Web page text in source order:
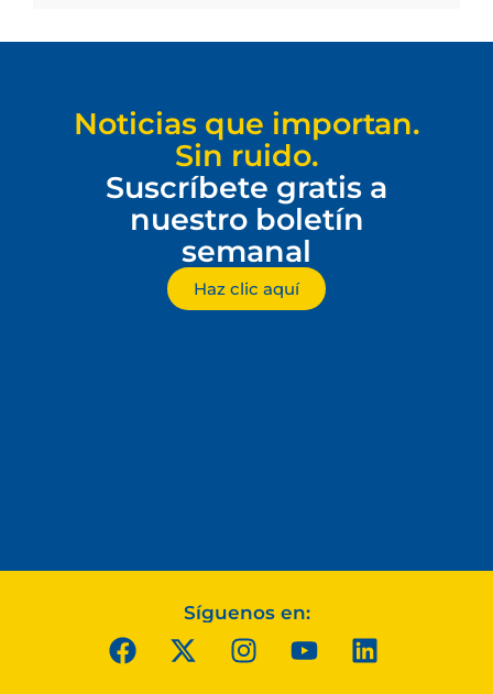
Noticias que importan.
Sin ruido.
Suscríbete gratis a
nuestro boletín
semanal
Haz clic aquí
Síguenos en: